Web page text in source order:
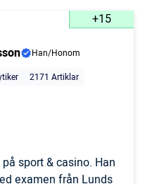
+15
Han/Honom
2171 Artiklar
sport & casino. Han
examen från Lunds